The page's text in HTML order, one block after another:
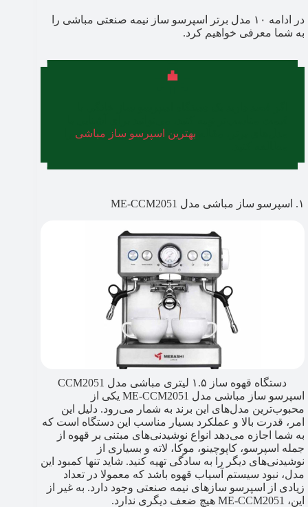
در ادامه ۱۰ مدل برتر اسپرسو ساز نیمه صنعتی مباشی را
به شما معرفی خواهیم کرد.
بهترین اسپرسو ساز مباشی
۱. اسپرسو ساز مباشی مدل ME-CCM2051
دستگاه قهوه ساز ۱.۵ لیتری مباشی مدل CCM2051
اسپرسو ساز مباشی مدل ME-CCM2051 یکی از
محبوب‌ترین مدل‌های این برند به شمار می‌رود. دلیل این
امر، قدرت بالا و عملکرد بسیار مناسب این دستگاه است که
به شما اجازه می‌دهد انواع نوشیدنی‌های مبتنی بر قهوه از
جمله اسپرسو، کاپوچینو، موکا، لاته و بسیاری از
نوشیدنی‌های دیگر را به سادگی تهیه کنید. شاید تنها کمبود این
مدل، نبود سیستم آسیاب قهوه باشد که معمولا در تعداد
زیادی از اسپرسو سازهای نیمه صنعتی وجود دارد. به غیر از
این، ME-CCM2051 هیچ ضعف دیگری ندارد.